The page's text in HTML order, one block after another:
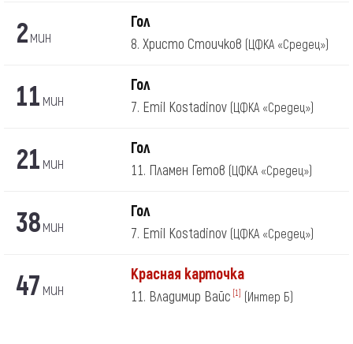
2мин
Гол
8. Христо Стоичков (ЦФКА «Средец»)
11 мин
Гол
7. Emil Kostadinov (ЦФКА «Средец»)
21 мин
Гол
11. Пламен Гетов (ЦФКА «Средец»)
38мин
Гол
7. Emil Kostadinov (ЦФКА «Средец»)
47 мин
Красная карточка
11. Владимир Вайс [1] (Интер Б)